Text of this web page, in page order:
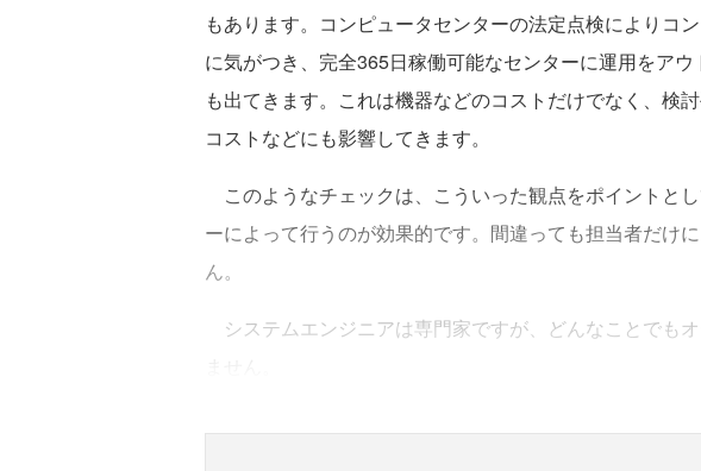
もあります。コンピュータセンターの法定点検によりコ
に気がつき、完全365日稼働可能なセンターに運用をア
も出てきます。これは機器などのコストだけでなく、検
コストなどにも影響してきます。
このようなチェックは、こういった観点をポイントと
ーによって行うのが効果的です。間違っても担当者だけ
ん。
システムエンジニアは専門家ですが、どんなことでも